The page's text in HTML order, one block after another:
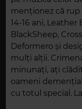
menționez că rup
14-16 ani, Leather
BlackSheep,
Deformero și
mulți alții.
minunați, ați
oameni
cu totul special.